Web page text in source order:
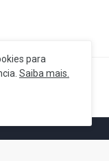
para
Saiba mais.